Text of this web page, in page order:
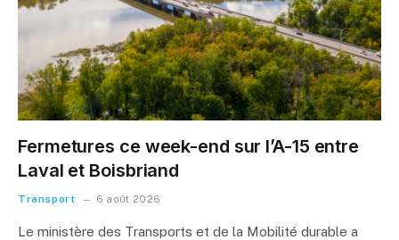
Fermetures ce week-end sur l’A-15 entre
Laval et Boisbriand
Transport 6 août 2026
Le ministère des Transports et de la Mobilité durable a